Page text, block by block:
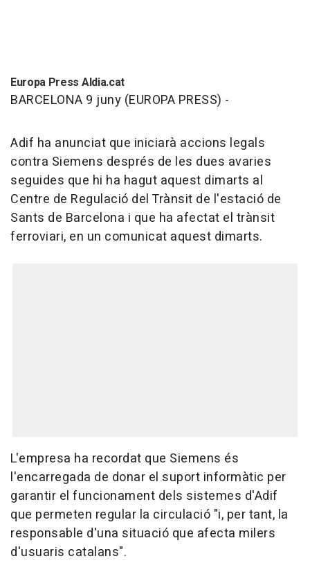
Europa Press Aldia.cat
BARCELONA 9 juny (EUROPA PRESS) -
Adif ha anunciat que iniciarà accions legals
contra Siemens després de les dues avaries
seguides que hi ha hagut aquest dimarts al
Centre de Regulació del Trànsit de l'estació de
Sants de Barcelona i que ha afectat el trànsit
ferroviari, en un comunicat aquest dimarts.
L'empresa ha recordat que Siemens és
l'encarregada de donar el suport informàtic per
garantir el funcionament dels sistemes d'Adif
que permeten regular la circulació "i, per tant, la
responsable d'una situació que afecta milers
d'usuaris catalans".